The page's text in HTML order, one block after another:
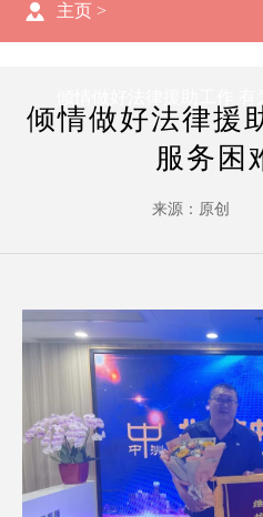
主页 >
倾情做好法律援
服务困
来源：原创